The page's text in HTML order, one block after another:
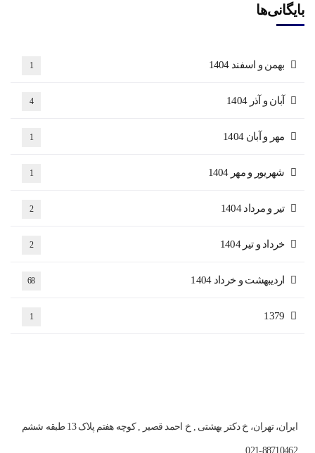
بایگانی‌ها
بهمن و اسفند 1404 1
آبان و آذر 1404 4
مهر و آبان 1404 1
شهریور و مهر 1404 1
تیر و مرداد 1404 2
خرداد و تیر 1404 2
اردیبهشت و خرداد 1404 68
1379
1
ایران، تهران، خ دکتر بهشتی , خ احمد قصیر , کوچه هفتم پلاک 13 طبقه ششم
021-88710462